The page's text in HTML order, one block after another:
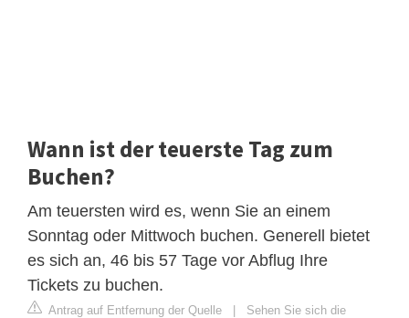
Wann ist der teuerste Tag zum
Buchen?
Am teuersten wird es, wenn Sie an einem
Sonntag oder Mittwoch buchen. Generell bietet
es sich an, 46 bis 57 Tage vor Abflug Ihre
Tickets zu buchen.
Antrag auf Entfernung der Quelle | Sehen Sie sich die